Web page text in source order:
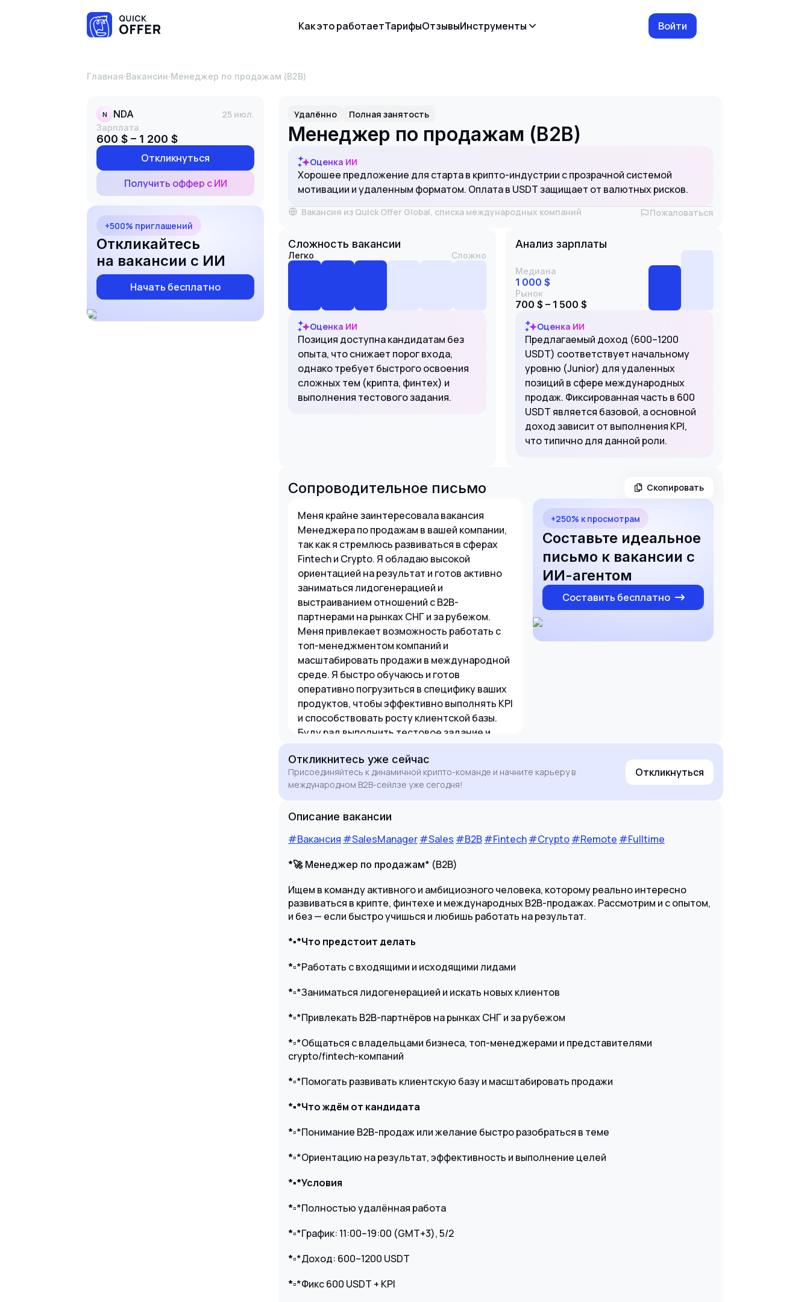
Как это работаетТарифыОтзывыИнструменты Войти
Главная·Вакансии· Менеджер по продажам (B2B)
N NDA 25 июл.
Зарплата
600 $ – 1 200 $
Откликнуться
Получить оффер с ИИ
+500% приглашений
Откликайтесь
на вакансии с ИИ
Начать бесплатно
Удалённо Полная занятость
Менеджер по продажам (B2B)
Оценка ИИ
Хорошее предложение для старта в крипто-индустрии с прозрачной системой
мотивации и удаленным форматом. Оплата в USDT защищает от валютных рисков.
Вакансия из Quick Offer Global, списка международных компаний Пожаловаться
Сложность вакансии
Легко Сложно
Оценка ИИ
Позиция доступна кандидатам без
опыта, что снижает порог входа,
однако требует быстрого освоения
сложных тем (крипта, финтех) и
выполнения тестового задания.
Анализ зарплаты
Медиана
1 000 $
Рынок
700 $ – 1 500 $
Оценка ИИ
Предлагаемый доход (600–1200
USDT) соответствует начальному
уровню (Junior) для удаленных
позиций в сфере международных
продаж. Фиксированная часть в 600
USDT является базовой, а основной
доход зависит от выполнения KPI,
что типично для данной роли.
Сопроводительное письмо Скопировать
Меня крайне заинтересовала вакансия
Менеджера по продажам в вашей компании,
так как я стремлюсь развиваться в сферах
Fintech и Crypto. Я обладаю высокой
ориентацией на результат и готов активно
заниматься лидогенерацией и
выстраиванием отношений с B2B-
партнерами на рынках СНГ и за рубежом.
Меня привлекает возможность работать с
топ-менеджментом компаний и
масштабировать продажи в международной
среде. Я быстро обучаюсь и готов
оперативно погрузиться в специфику ваших
продуктов, чтобы эффективно выполнять KPI
и способствовать росту клиентской базы.
Буду рад выполнить тестовое задание и
команду.
+250% к просмотрам
Составьте идеальное
письмо к вакансии с
ИИ-агентом
Составить бесплатно
Откликнитесь уже сейчас
Присоединяйтесь к динамичной крипто-команде и начните карьеру в
международном B2B-сейлзе уже сегодня!
Откликнуться
Описание вакансии
#Вакансия #SalesManager#Sales #B2B#Fintech#Crypto#Remote #Fulltime
*🚀 Менеджер по продажам* (B2B)
Ищем в команду активного и амбициозного человека, которому реально интересно
развиваться в крипте, финтехе и международных B2B-продажах. Рассмотрим и с опытом,
и без — если быстро учишься и любишь работать на результат.
*▪️*Что предстоит делать
*▫️*Работать с входящими и исходящими лидами
*▫️*Заниматься лидогенерацией и искать новых клиентов
*▫️*Привлекать B2B-партнёров на рынках СНГ и за рубежом
*▫️*Общаться с владельцами бизнеса, топ-менеджерами и представителями
crypto/fintech-компаний
*▫️*Помогать развивать клиентскую базу и масштабировать продажи
*▪️*Что ждём от кандидата
*▫️*Понимание B2B-продаж или желание быстро разобраться в теме
*▫️*Ориентацию на результат, эффективность и выполнение целей
*▪️*Условия
*▫️*Полностью удалённая работа
*▫️*График: 11:00–19:00 (GMT+3), 5/2
*▫️*Доход: 600–1200 USDT
*▫️*Фикс 600 USDT + KPI